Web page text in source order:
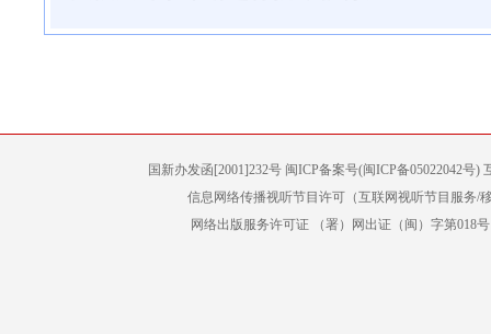
国新办发函[2001]232号 闽ICP备案号(闽ICP备05022042号
信息网络传播视听节目许可（互联网视听节目服务/
网络出版服务许可证 （署）网出证（闽）字第018